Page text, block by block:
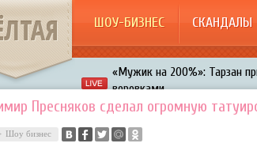
ШОУ-БИЗНЕС СКАНДАЛЫ
«Мужик на 200%»: Тарзан
воровками
Расстались Энрике Иглесиас
Пресняков сделал огромную
Шоу бизнес